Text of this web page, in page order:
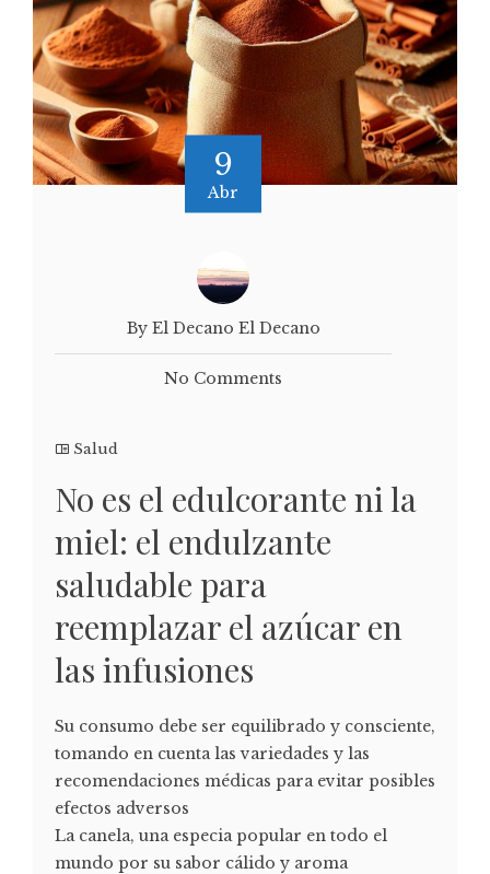
9
Abr
By El Decano El Decano
No Comments
Salud
No es el edulcorante ni la
miel: el endulzante
saludable para
reemplazar el azúcar en
las infusiones
Su consumo debe ser equilibrado y consciente,
tomando en cuenta las variedades y las
recomendaciones médicas para evitar posibles
efectos adversos
La canela, una especia popular en todo el
mundo por su sabor cálido y aroma